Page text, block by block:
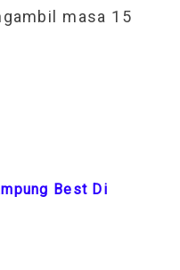
masa 15
Best Di